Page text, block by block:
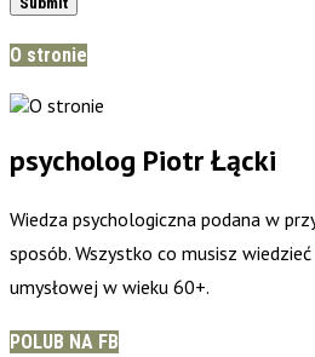
O stronie
psycholog Piotr Łącki
Wiedza psychologiczna podana w
sposób. Wszystko co musisz
umysłowej w wieku 60+.
POLUB NA FB